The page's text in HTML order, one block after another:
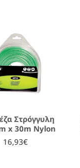
Στρόγγυλη
x 30m Nylon
16,93€